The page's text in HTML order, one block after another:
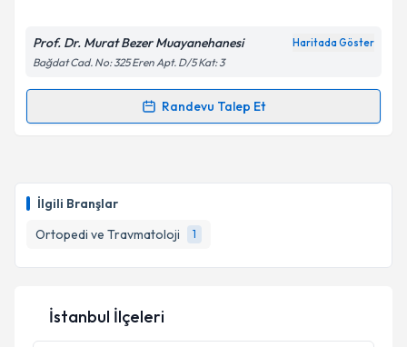
İlgili Branşlar
Ortopedi ve Travmatoloji
1
Kişisel verilerimin işlenmesine ilişkinAydınlatma
'ni okudum ve kişisel verilerimin belirtilen
Takvim Talebini Gönder
Prof. Dr. Murat Bezer Muayanehanesi Haritada Göster
Bağdat Cad. No: 325 Eren Apt. D/5 Kat: 3
Randevu Talep Et
Randevu Takvimi Talebi
takvim hazırlandığında e-posta ile bilgilendireceğiz.
Kişisel verilerimin işlenmesine ilişkinAydınlatma
İstanbul İlçeleri